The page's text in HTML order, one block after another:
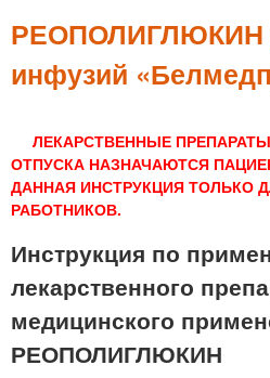
РЕОПОЛИГЛЮКИН
инфузий
ЛЕКАРСТВЕННЫЕ
ОТПУСКА НАЗНАЧАЮТСЯ
ДАННАЯ ИНСТРУКЦИЯ ТОЛЬКО
РАБОТНИКОВ.
Инструкция по
лекарственного
медицинского
РЕОПОЛИГЛЮКИН